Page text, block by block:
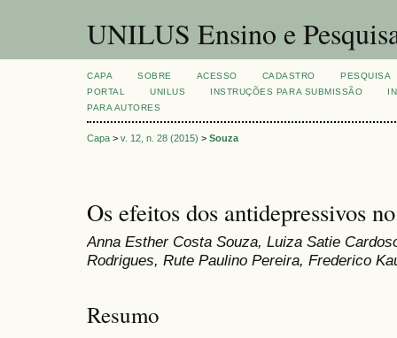
UNILUS Ensino e
CAPA SOBRE ACESSO CADASTRO
PESQUISA
PORTAL
UNILUS INSTRUÇÕES PARA SUBMISSÃO
PARA AUTORES
Capa > v. 12, n. 28 (2015) > Souza
Os efeitos dos antidepressivos
Anna Esther Costa Souza, Luiza Satie
Rodrigues, Rute Paulino Pereira, Frederico
Resumo